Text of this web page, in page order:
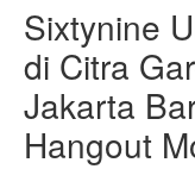
Sixtynine
di Citra
Jakarta
Hangout